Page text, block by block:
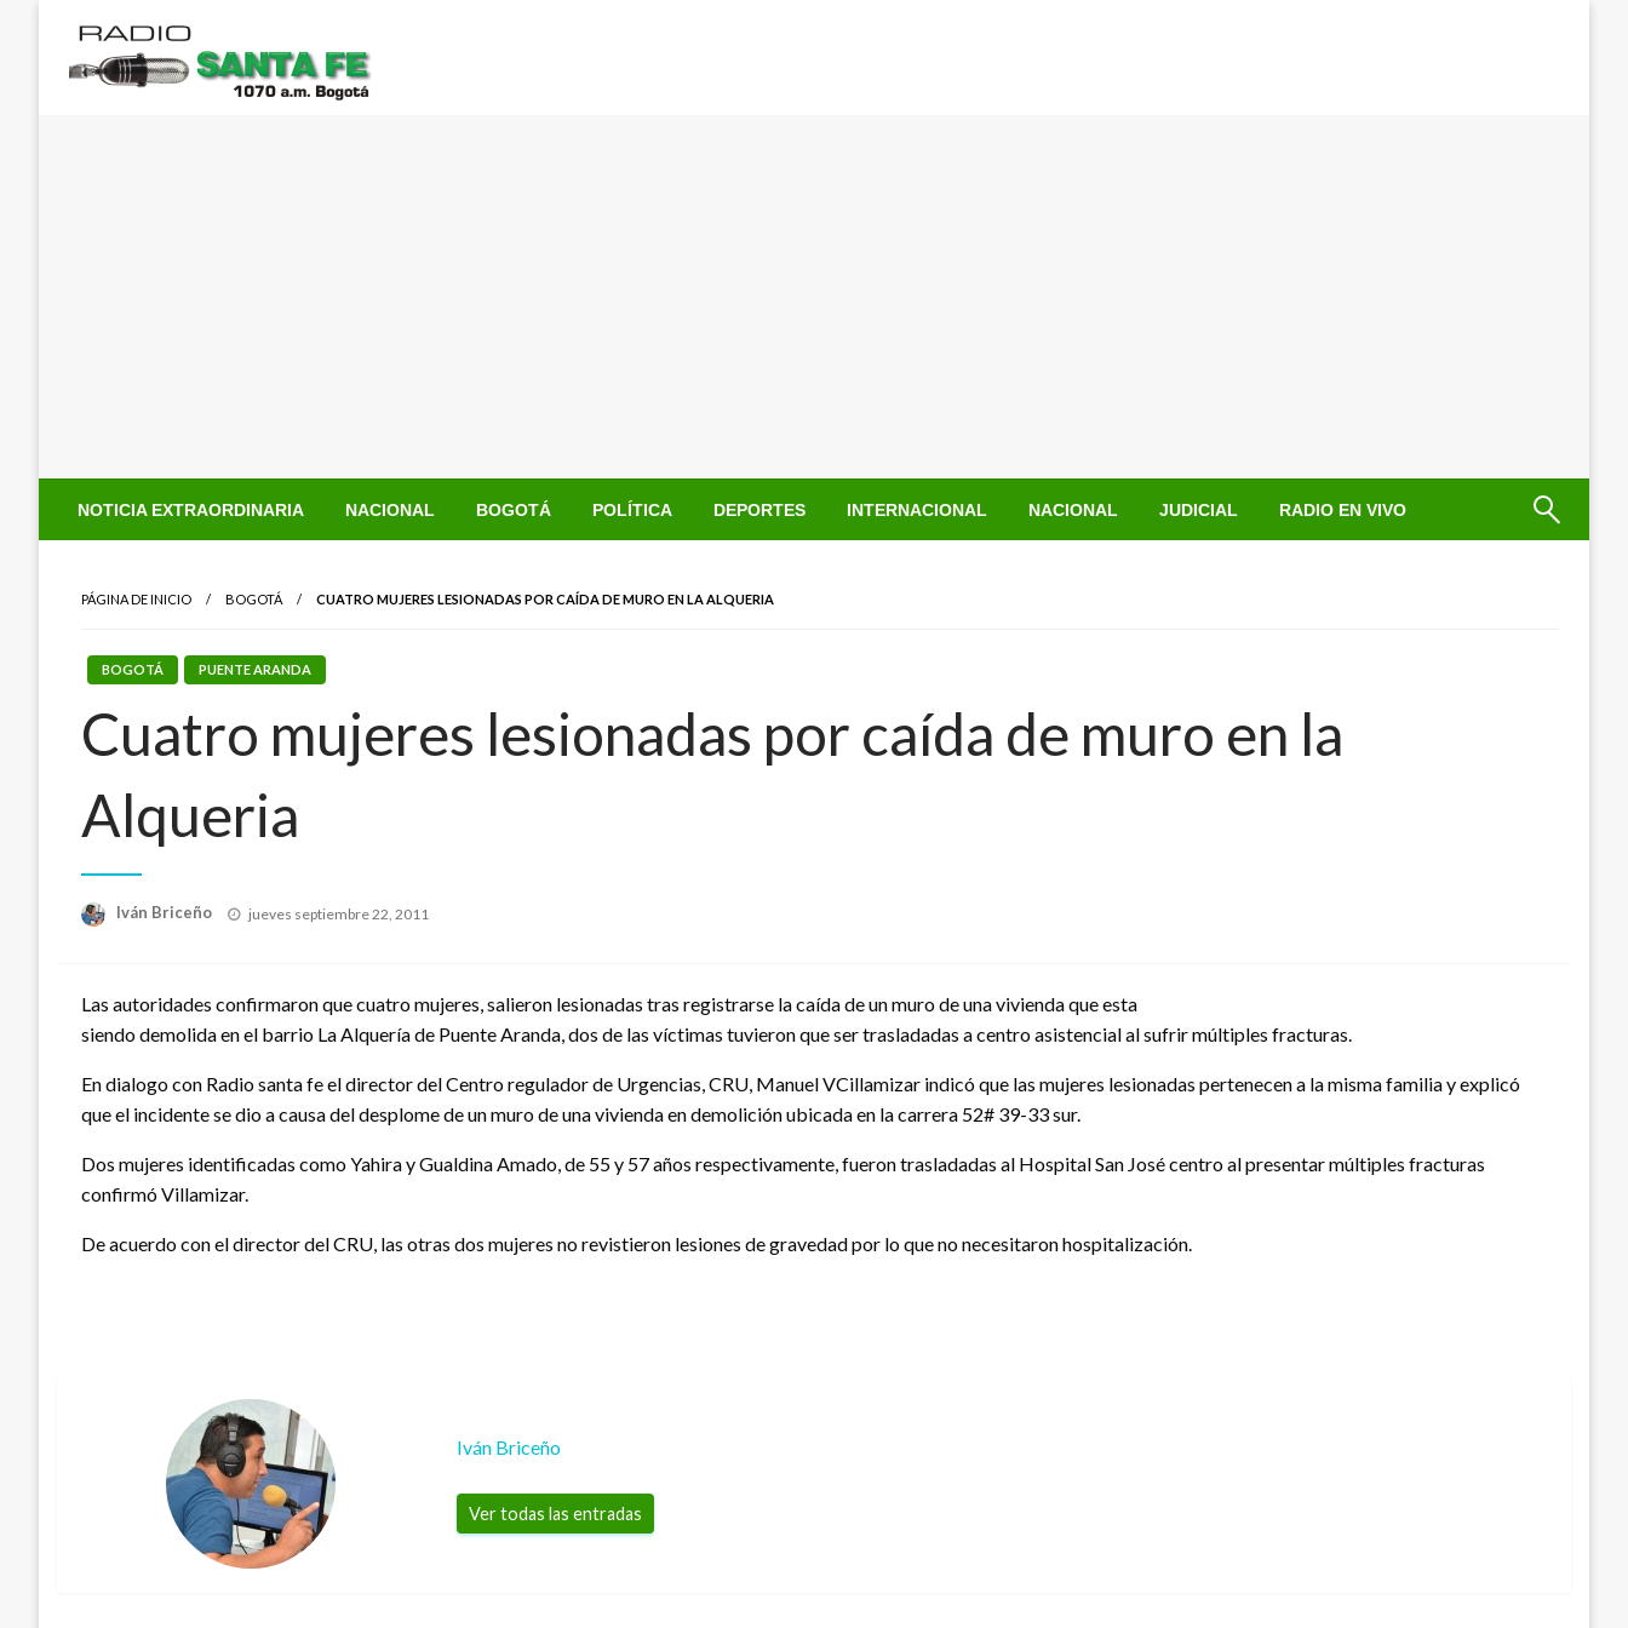
contenido
NOTICIA EXTRAORDINARIA NACIONAL BOGOTÁ POLÍTICA DEPORTES INTERNACIONAL NACIONAL JUDICIAL RADIO EN VIVO
PÁGINA DE INICIO BOGOTÁ CUATRO MUJERES LESIONADAS POR CAÍDA DE MURO EN LA ALQUERIA
BOGOTÁ PUENTE ARANDA
Cuatro mujeres lesionadas por caída de muro en la
Alqueria
Iván Briceño
Publicado
jueves septiembre 22, 2011
Las autoridades confirmaron que cuatro mujeres, salieron lesionadas tras registrarse la caída de un muro de una vivienda que esta
siendo demolida en el barrio La Alquería de Puente Aranda, dos de las víctimas tuvieron que ser trasladadas a centro asistencial al sufrir múltiples fracturas.
En dialogo con Radio santa fe el director del Centro regulador de Urgencias, CRU, Manuel VCillamizar indicó que las mujeres lesionadas pertenecen a la misma familia y explicó
que el incidente se dio a causa del desplome de un muro de una vivienda en demolición ubicada en la carrera 52# 39-33 sur.
Dos mujeres identificadas como Yahira y Gualdina Amado, de 55 y 57 años respectivamente, fueron trasladadas al Hospital San José centro al presentar múltiples fracturas
confirmó Villamizar.
De acuerdo con el director del CRU, las otras dos mujeres no revistieron lesiones de gravedad por lo que no necesitaron hospitalización.
Iván Briceño
Ver todas las entradas